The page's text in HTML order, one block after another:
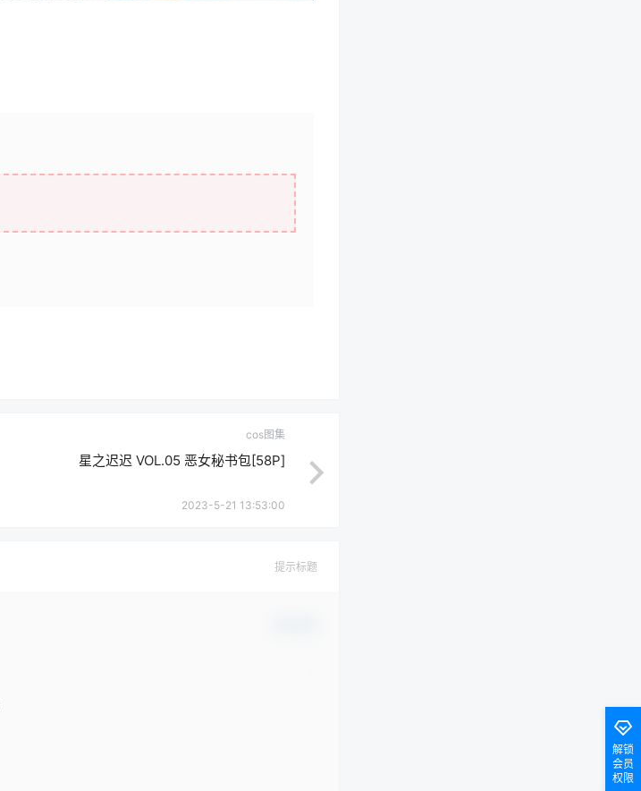
cos图集
星之迟迟 VOL.05 恶女秘书包[58P]
2023-5-21 13:53:00
提示标题
解锁
会员
权限